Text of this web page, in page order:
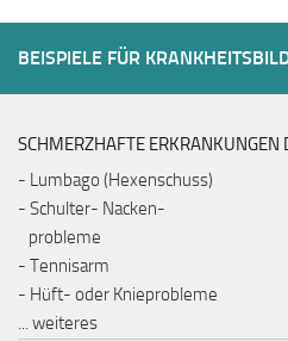
BEISPIELE FÜR
SCHMERZHAFTE ERKRANKUNGEN
- Lumbago (Hexenschuss)
- Schulter- Nacken-
probleme
- Tennisarm
- Hüft- oder Knieprobleme
... weiteres